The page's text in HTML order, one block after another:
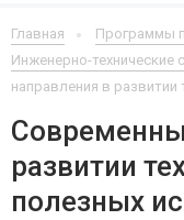
Главная
Программы
Инженерно-технические
направления в
развитии
полезных